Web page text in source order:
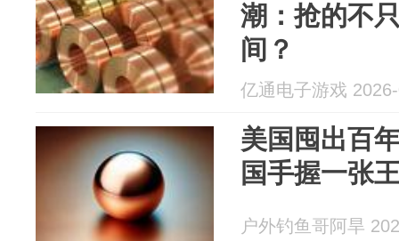
潮：抢的不
间？
亿通电子游戏
美国囤出百
国手握一张
户外钓鱼哥阿旱